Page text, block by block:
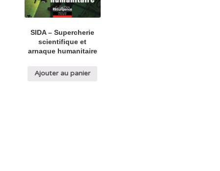
SIDA – Supercherie
scientifique et
arnaque humanitaire
Ajouter au panier